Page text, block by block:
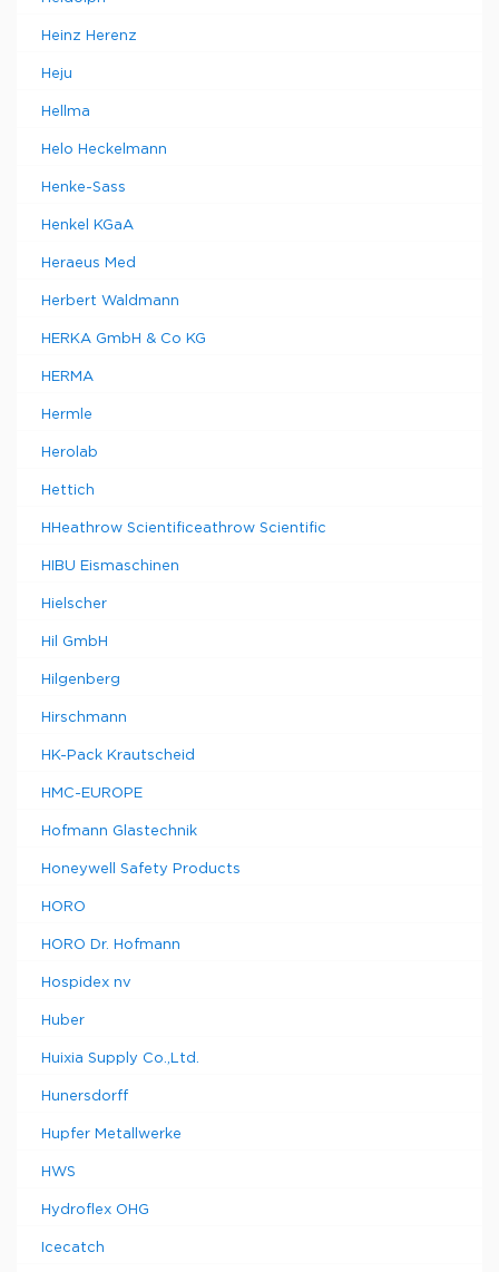
Heinz Herenz
Heju
Hellma
Helo Heckelmann
Henke-Sass
Henkel KGaA
Heraeus Med
Herbert Waldmann
HERKA GmbH & Co KG
HERMA
Hermle
Herolab
Hettich
HHeathrow Scientificeathrow Scientific
HIBU Eismaschinen
Hielscher
Hil GmbH
Hilgenberg
Hirschmann
HK-Pack Krautscheid
HMC-EUROPE
Hofmann Glastechnik
Honeywell Safety Products
HORO
HORO Dr. Hofmann
Hospidex nv
Huber
Huixia Supply Co.,Ltd.
Hunersdorff
Hupfer Metallwerke
HWS
Hydroflex OHG
Icecatch